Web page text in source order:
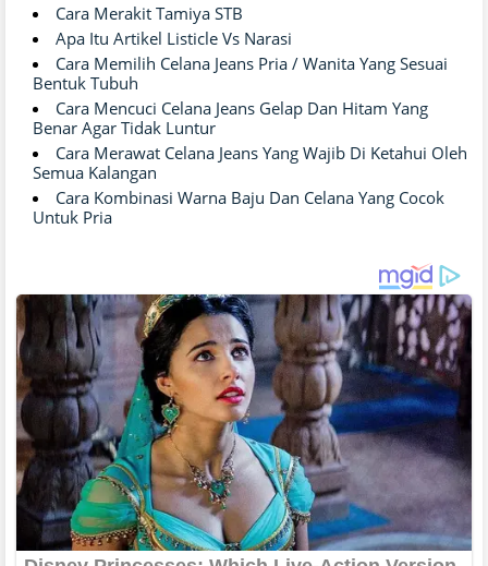
Cara Merakit Tamiya STB
Apa Itu Artikel Listicle Vs Narasi
Cara Memilih Celana Jeans Pria / Wanita Yang Sesuai
Bentuk Tubuh
Cara Mencuci Celana Jeans Gelap Dan Hitam Yang
Benar Agar Tidak Luntur
Cara Merawat Celana Jeans Yang Wajib Di Ketahui Oleh
Semua Kalangan
Cara Kombinasi Warna Baju Dan Celana Yang Cocok
Untuk Pria